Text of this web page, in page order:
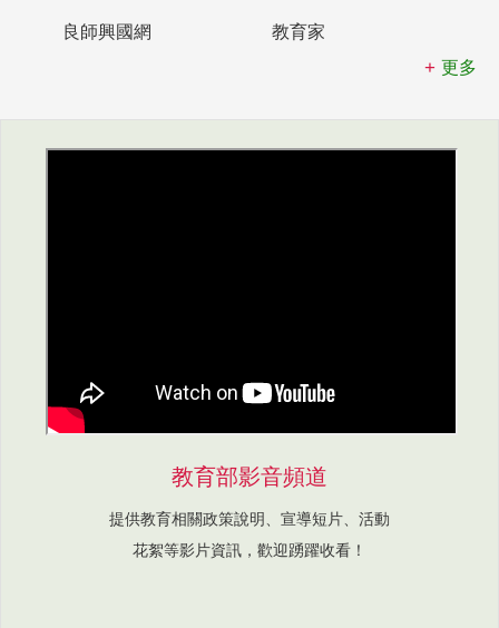
良師興國網
教育家
更多
教育部影音頻道
提供教育相關政策說明、宣導短片、活動
花絮等影片資訊，歡迎踴躍收看！